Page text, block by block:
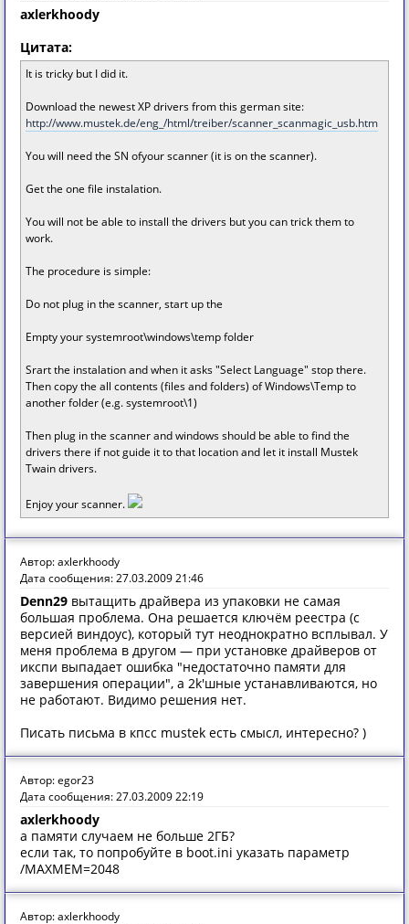
axlerkhoody
Цитата:
It is tricky but I did it.
Download the newest XP drivers from this german site:
http://www.mustek.de/eng_/html/treiber/scanner_scanmagic_usb.htm
You will need the SN ofyour scanner (it is on the scanner).
Get the one file instalation.
You will not be able to install the drivers but you can trick them to
work.
The procedure is simple:
Do not plug in the scanner, start up the
Empty your systemroot\windows\temp folder
Srart the instalation and when it asks "Select Language" stop there.
Then copy the all contents (files and folders) of Windows\Temp to
another folder (e.g. systemroot\1)
Then plug in the scanner and windows should be able to find the
drivers there if not guide it to that location and let it install Mustek
Twain drivers.
Enjoy your scanner.
Автор: axlerkhoody
Дата сообщения: 27.03.2009 21:46
Denn29 вытащить драйвера из упаковки не самая
большая проблема. Она решается ключём реестра (с
версией виндоус), который тут неоднократно всплывал. У
меня проблема в другом — при установке драйверов от
икспи выпадает ошибка "недостаточно памяти для
завершения операции", а 2k'шные устанавливаются, но
не работают. Видимо решения нет.
Писать письма в кпсс mustek есть смысл, интересно? )
Автор: egor23
Дата сообщения: 27.03.2009 22:19
axlerkhoody
а памяти случаем не больше 2ГБ?
если так, то попробуйте в boot.ini указать параметр
/MAXMEM=2048
Автор: axlerkhoody